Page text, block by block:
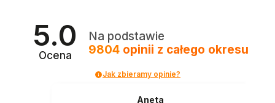
5.0
Ocena
Na podstawie
9804 opinii z całego okresu
Jak zbieramy opinie?
Aneta